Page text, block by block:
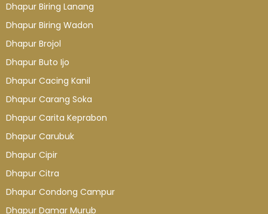
Dhapur Biring Lanang
Dhapur Biring Wadon
Dhapur Brojol
Dhapur Buto Ijo
Dhapur Cacing Kanil
Dhapur Carang Soka
Dhapur Carita Keprabon
Dhapur Carubuk
Dhapur Cipir
Dhapur Citra
Dhapur Condong Campur
Dhapur Damar Murub